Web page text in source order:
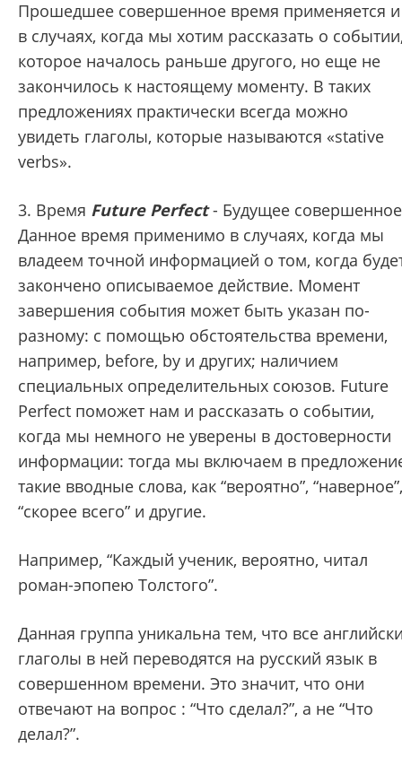
Прошедшее совершенное время применяется и
в случаях, когда мы хотим рассказать о
которое началось раньше другого, но еще не
закончилось к настоящему моменту. В таких
предложениях практически всегда можно
увидеть глаголы, которые называются «stative
verbs».
3. Время Future Perfect- Будущее
Данное время применимо в случаях, когда мы
владеем точной информацией о том, когда
закончено описываемое действие. Момент
завершения события может быть указан по-
разному: с помощью обстоятельства времени,
например, before, by и других; наличием
специальных определительных союзов. Future
Perfect поможет нам и рассказать о событии,
когда мы немного не уверены в достоверности
информации: тогда мы включаем в
такие вводные слова, как “вероятно”, “наверное”,
“скорее всего” и другие.
Например, “Каждый ученик, вероятно, читал
роман-эпопею Толстого”.
Данная группа уникальна тем, что все
глаголы в ней переводятся на русский язык в
совершенном времени. Это значит, что они
отвечают на вопрос : “Что сделал?”, а не “Что
делал?”.